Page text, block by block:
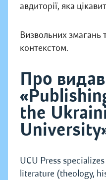
авдиторії, яка
Визвольних змагань
контекстом.
Про
the
UCU Press
literature (theology,